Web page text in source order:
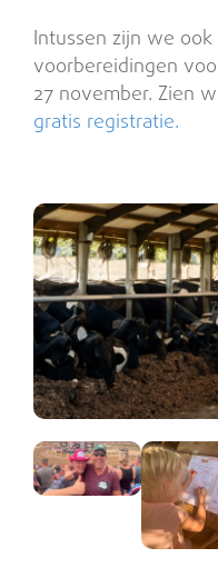
Intussen zijn we
voorbereidingen
27 november. Zien
gratis registratie.